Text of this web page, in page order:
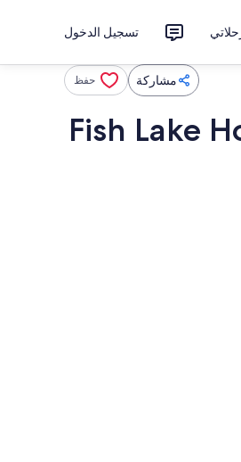
تسجيل الدخول
مشاركة حفظ
Fish Lake